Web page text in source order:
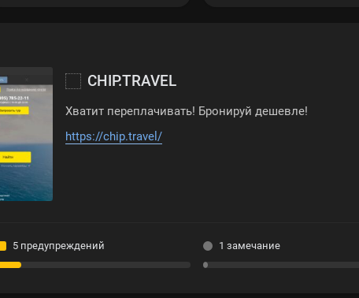
CHIP.TRAVEL
Хватит переплачивать! Бронируй дешевле!
https://chip.travel/
5 предупреждений 1 замечание